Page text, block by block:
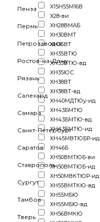
Пенза
Пермь
Петрозаводск
Ростов-на-Дону
Рязань
Салехард
Самара
Санкт-Петербург
Саратов
Ставрополь
Сургут
Тамбов
Тверь
Х15Н55М16В
Х28-ви
ХН28ВМАБ
ХН30ВМТ
ХН35ВТ
ХН35ВТЮ
ХН35ВТЮ-вд
ХН35ЮС
ХН38ВТ
ХН38ВТ-вд
ХН40МДТЮу-ид
ХН43БМТЮ
ХН43БМТЮ-вд
ХН43БМТЮ-ид
ХН45МВТЮБР-ид
ХН46Б
ХН50ВМТЮБ-ви
ХН50ВМТЮБ-ид
ХН50МВКТЮР-ид
ХН55ВМТКЮ-вд
ХН55МБЮ
ХН55МБЮ-вд
ХН56ВМКЮ